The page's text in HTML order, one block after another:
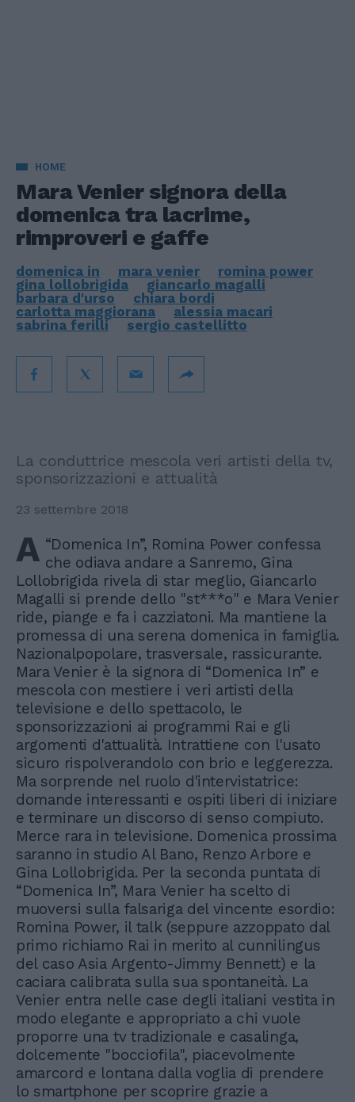
HOME
Mara Venier signora della
domenica tra lacrime,
rimproveri e gaffe
domenica in mara venier
romina power
gina lollobrigida
giancarlo magalli
barbara d'urso
chiara bordi
carlotta maggiorana
alessia macari
sabrina ferilli
sergio castellitto
La conduttrice mescola veri artisti della tv,
sponsorizzazioni e attualità
23 settembre 2018
A “Domenica In”, Romina Power confessa
che odiava andare a Sanremo, Gina
Lollobrigida rivela di star meglio, Giancarlo
Magalli si prende dello "st***o" e Mara Venier
ride, piange e fa i cazziatoni. Ma mantiene la
promessa di una serena domenica in famiglia.
Nazionalpopolare, trasversale, rassicurante.
Mara Venier è la signora di “Domenica In” e
mescola con mestiere i veri artisti della
televisione e dello spettacolo, le
sponsorizzazioni ai programmi Rai e gli
argomenti d'attualità. Intrattiene con l'usato
sicuro rispolverandolo con brio e leggerezza.
Ma sorprende nel ruolo d'intervistatrice:
domande interessanti e ospiti liberi di iniziare
e terminare un discorso di senso compiuto.
Merce rara in televisione. Domenica prossima
saranno in studio Al Bano, Renzo Arbore e
Gina Lollobrigida. Per la seconda puntata di
“Domenica In”, Mara Venier ha scelto di
muoversi sulla falsariga del vincente esordio:
Romina Power, il talk (seppure azzoppato dal
primo richiamo Rai in merito al cunnilingus
del caso Asia Argento-Jimmy Bennett) e la
caciara calibrata sulla sua spontaneità. La
Venier entra nelle case degli italiani vestita in
modo elegante e appropriato a chi vuole
proporre una tv tradizionale e casalinga,
dolcemente "bocciofila", piacevolmente
amarcord e lontana dalla voglia di prendere
lo smartphone per scoprire grazie a